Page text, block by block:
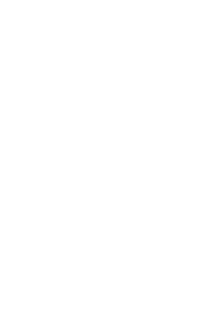
we will get back